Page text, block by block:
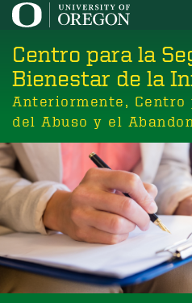
Skip
main
content
Centro para la
Bienestar de la
Anteriormente, Centro
del Abuso y el